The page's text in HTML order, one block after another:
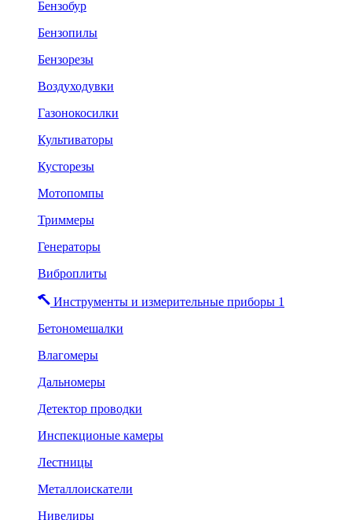
Бензобур
Бензопилы
Бензорезы
Воздуходувки
Газонокосилки
Культиваторы
Кусторезы
Мотопомпы
Триммеры
Генераторы
Виброплиты
Инструменты и измерительные приборы 1
Бетономешалки
Влагомеры
Дальномеры
Детектор проводки
Инспекционые камеры
Лестницы
Металлоискатели
Нивелиры